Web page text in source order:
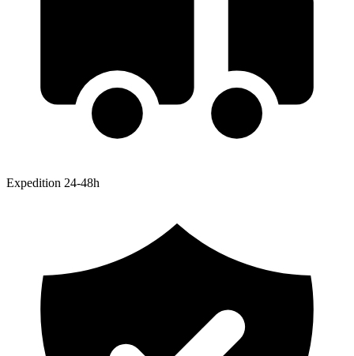
Expedition 24-48h